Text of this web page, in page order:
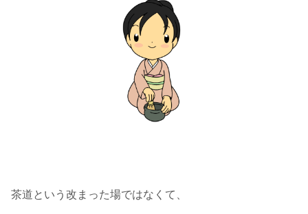
茶道という改まった場ではなくて、